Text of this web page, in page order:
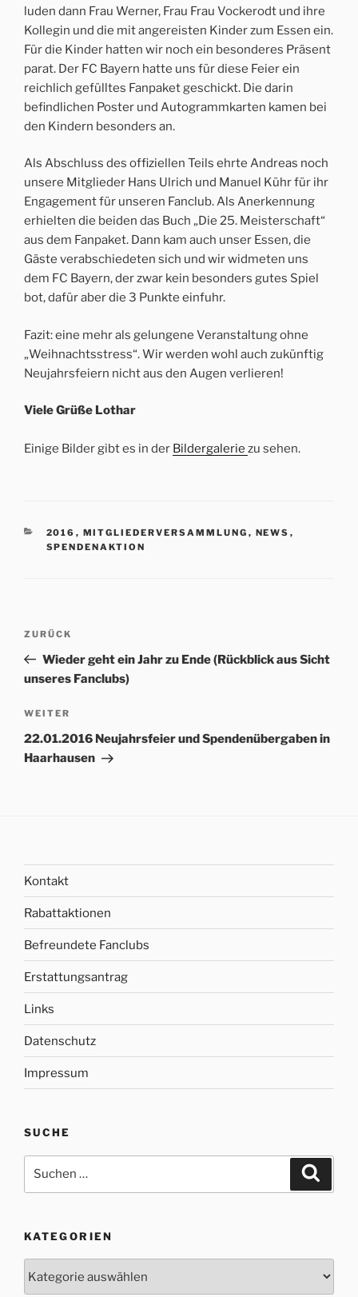
luden dann Frau Werner, Frau Frau Vockerodt und ihre
Kollegin und die mit angereisten Kinder zum Essen ein.
Für die Kinder hatten wir noch ein besonderes Präsent
parat. Der FC Bayern hatte uns für diese Feier ein
reichlich gefülltes Fanpaket geschickt. Die darin
befindlichen Poster und Autogrammkarten kamen bei
den Kindern besonders an.
Als Abschluss des offiziellen Teils ehrte Andreas noch
unsere Mitglieder Hans Ulrich und Manuel Kühr für ihr
Engagement für unseren Fanclub. Als Anerkennung
erhielten die beiden das Buch „Die 25. Meisterschaft“
aus dem Fanpaket. Dann kam auch unser Essen, die
Gäste verabschiedeten sich und wir widmeten uns
dem FC Bayern, der zwar kein besonders gutes Spiel
bot, dafür aber die 3 Punkte einfuhr.
Fazit: eine mehr als gelungene Veranstaltung ohne
„Weihnachtsstress“. Wir werden wohl auch zukünftig
Neujahrsfeiern nicht aus den Augen verlieren!
Viele Grüße Lothar
Einige Bilder gibt es in der Bildergalerie zu sehen.
KATEGORIEN
2016 , MITGLIEDERVERSAMMLUNG , NEWS ,
SPENDENAKTION
Beitrags-
Vorheriger
Beitrag
ZURÜCK
Wieder geht ein Jahr zu Ende (Rückblick aus Sicht
unseres Fanclubs)
Nächster
Beitrag
WEITER
22.01.2016 Neujahrsfeier und Spendenübergaben in
Haarhausen
Kontakt
Rabattaktionen
Befreundete Fanclubs
Erstattungsantrag
Links
Datenschutz
Impressum
SUCHE
nach:
KATEGORIEN